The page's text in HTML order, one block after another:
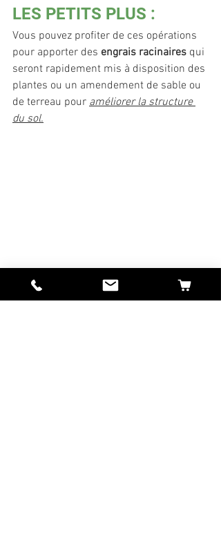
LES PETITS PLUS :
Vous pouvez profiter de ces opérations
pour apporter des engrais racinaires qui
seront rapidement mis à disposition des
plantes ou un amendement de sable ou
de terreau pour améliorer la structure
du sol.